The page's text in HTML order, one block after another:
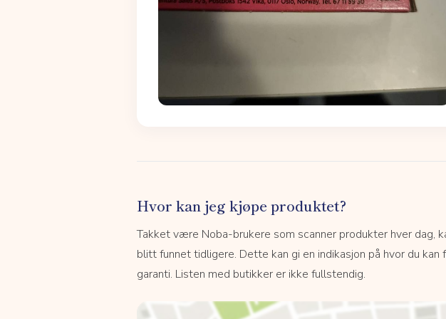
Hvor kan jeg kjøpe produktet?
Takket være Noba-brukere som scanner produkter hver dag,
blitt funnet tidligere. Dette kan gi en indikasjon på hvor du kan
garanti. Listen med butikker er ikke fullstendig.